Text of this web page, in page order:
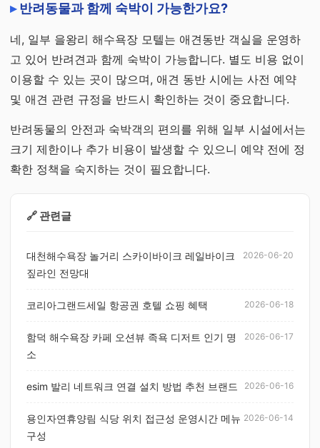
반려동물과 함께 숙박이 가능한가요?
네, 일부 을왕리 해수욕장 모텔는 애견동반 객실을 운영하
고 있어 반려견과 함께 숙박이 가능합니다. 별도 비용 없이
이용할 수 있는 곳이 많으며, 애견 동반 시에는 사전 예약
및 애견 관련 규정을 반드시 확인하는 것이 중요합니다.
반려동물의 안전과 숙박객의 편의를 위해 일부 시설에서는
크기 제한이나 추가 비용이 발생할 수 있으니 예약 전에 정
확한 정책을 숙지하는 것이 필요합니다.
🔗 관련글
대천해수욕장 놀거리 스카이바이크 레일바이크
짚라인 전망대
2026-06-20
코리아그랜드세일 항공권 호텔 쇼핑 혜택 2026-06-18
함덕 해수욕장 카페 오션뷰 족욕 디저트 인기 명
소
2026-06-17
esim 발리 네트워크 연결 설치 방법 추천 브랜드 2026-06-16
용인자연휴양림 식당 위치 접근성 운영시간 메뉴
구성
2026-06-14